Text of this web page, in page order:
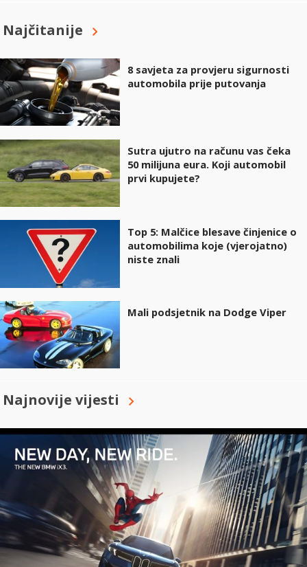
Najčitanije
8 savjeta za provjeru sigurnosti
automobila prije putovanja
Sutra ujutro na računu vas čeka
50 milijuna eura. Koji automobil
prvi kupujete?
Top 5: Malčice blesave činjenice o
automobilima koje (vjerojatno)
niste znali
Mali podsjetnik na Dodge Viper
Najnovije vijesti